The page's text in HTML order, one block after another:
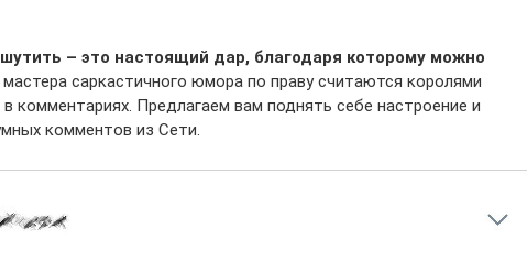
– это настоящий дар, благодаря которому можно
саркастичного юмора по праву считаются королями
комментариях. Предлагаем вам поднять себе настроение и
комментов из Сети.